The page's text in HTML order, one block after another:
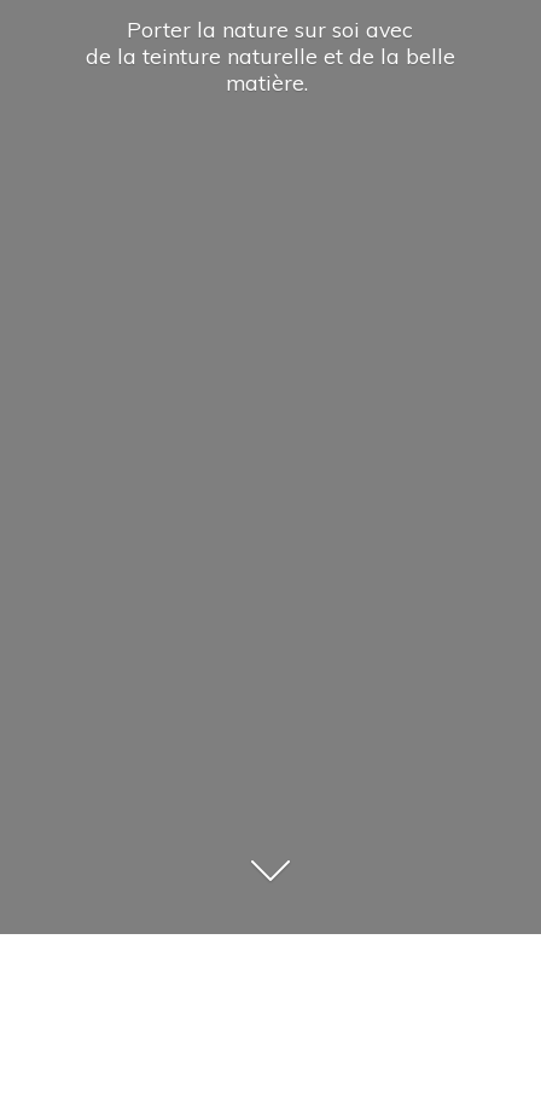
Porter la nature sur soi avec
de la teinture naturelle et de la belle
matière.